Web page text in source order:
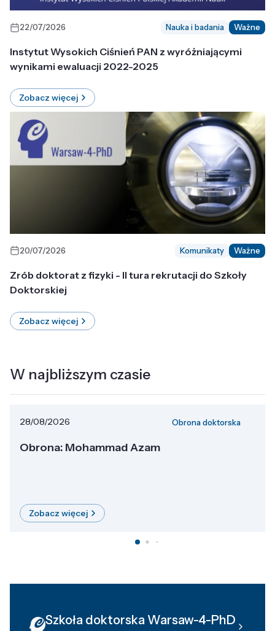
22/07/2026 Nauka i badania Ważne
Instytut Wysokich Ciśnień PAN z wyróżniającymi
wynikami ewaluacji 2022-2025
Zobacz więcej
20/07/2026 Komunikaty Ważne
Zrób doktorat z fizyki - II tura rekrutacji do Szkoły
Doktorskiej
Zobacz więcej
W najbliższym czasie
28/08/2026 Obrona doktorska
Obrona: Mohammad Azam
Zobacz więcej
Szkoła doktorska Warsaw-4-PhD